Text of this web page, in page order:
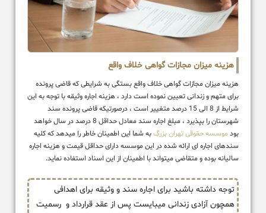
هزینه میزان مجازات گواهی خلاف واقع
هزینه میزان مجازات گواهی خلاف واقع بستگی به شرایطی که قاضی پرونده
برای متهم و زندانی تعیین نموده است دارد ، هزینه اجاره وثیقه با توجه به این
شرایط از 8 الی 15 درصد متغییر است ، درصورتیکه قاضی پرونده سند
شهرستان را بپذیرد ، مبلغ اجاره سند معادل حداقل 8 درصد در سال خواهد
بود موسسه حقوقی تهران بزرگبه شما این اطمینان خاطر را میدهد که کلیه
سندهای اجاره ای ارائه شده در این موسسه دارای حداقل قیمت و هزینه اجاره
سالیانه بوده و متقاضی میتواند با اطمینان از این اسناد استفاده نماید.
توجه داشته باشید برای اجاره سند و وثیقه برای اهدافی
همچون آزادی زندانی میبایست پس از عقد قرارداد و رسمیت